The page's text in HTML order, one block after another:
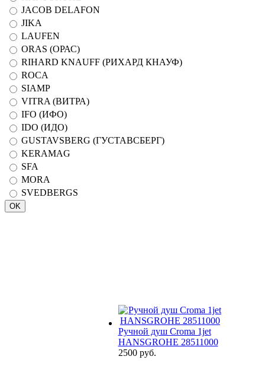
JACOB DELAFON
JIKA
LAUFEN
ORAS (ОРАС)
RIHARD KNAUFF (РИХАРД КНАУФ)
ROCA
SIAMP
VITRA (ВИТРА)
IFO (ИФО)
IDO (ИДО)
GUSTAVSBERG (ГУСТАВСБЕРГ)
KERAMAG
SFA
MORA
SVEDBERGS
Ручной душ Croma 1jet
HANSGROHE 28511000
2500 руб.